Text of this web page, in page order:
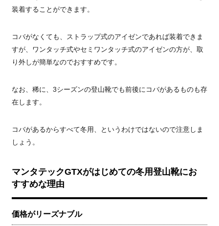
装着することができます。
コバがなくても、ストラップ式のアイゼンであれば装着できま
すが、ワンタッチ式やセミワンタッチ式のアイゼンの方が、取
り外しが簡単なのでおすすめです。
なお、稀に、3シーズンの登山靴でも前後にコバがあるものも存
在します。
コバがあるからすべて冬用、というわけではないので注意しま
しょう。
マンタテックGTXがはじめての冬用登山靴にお
すすめな理由
価格がリーズナブル